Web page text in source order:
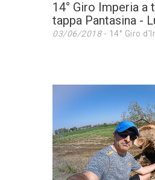
14° Giro Imperia a
tappa Pantasina -
03/06/2018- 14° Giro